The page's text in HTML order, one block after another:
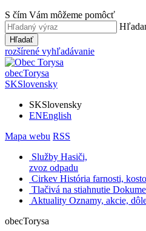
S čím Vám môžeme pomôcť
Hľadať
rozšírené vyhľadávanie
obecTorysa
SKSlovensky
SKSlovensky
ENEnglish
Mapa webu RSS
Služby Hasiči,
zvoz odpadu
Cirkev História farnosti,
Tlačivá na stiahnutie
Aktuality Oznamy, akcie,
obecTorysa